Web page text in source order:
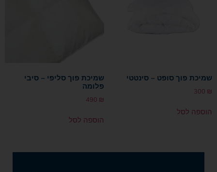
שמיכת פוך סופט – סינטטי
300 ₪
הוספה לסל
שמיכת פוך סליפי – סיבי
פלומה
490 ₪
הוספה לסל